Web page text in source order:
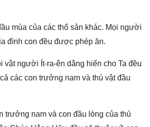
mùa của các thổ sản khác. Mọi người
đình con đều được phép ăn.
vật người Ít-ra-ên dâng hiến cho Ta đều
các con trưởng nam và thú vật đầu
trưởng nam và con đầu lòng của thú